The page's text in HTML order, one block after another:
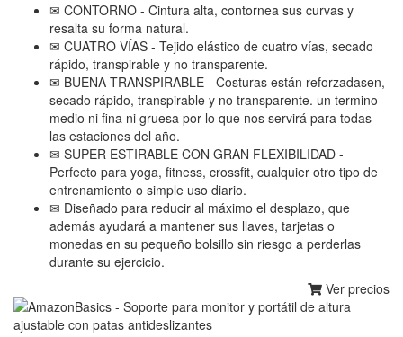
✉ CONTORNO - Cintura alta, contornea sus curvas y
resalta su forma natural.
✉ CUATRO VÍAS - Tejido elástico de cuatro vías, secado
rápido, transpirable y no transparente.
✉ BUENA TRANSPIRABLE - Costuras están reforzadasen,
secado rápido, transpirable y no transparente. un termino
medio ni fina ni gruesa por lo que nos servirá para todas
las estaciones del año.
✉ SUPER ESTIRABLE CON GRAN FLEXIBILIDAD -
Perfecto para yoga, fitness, crossfit, cualquier otro tipo de
entrenamiento o simple uso diario.
✉ Diseñado para reducir al máximo el desplazo, que
además ayudará a mantener sus llaves, tarjetas o
monedas en su pequeño bolsillo sin riesgo a perderlas
durante su ejercicio.
Ver precios